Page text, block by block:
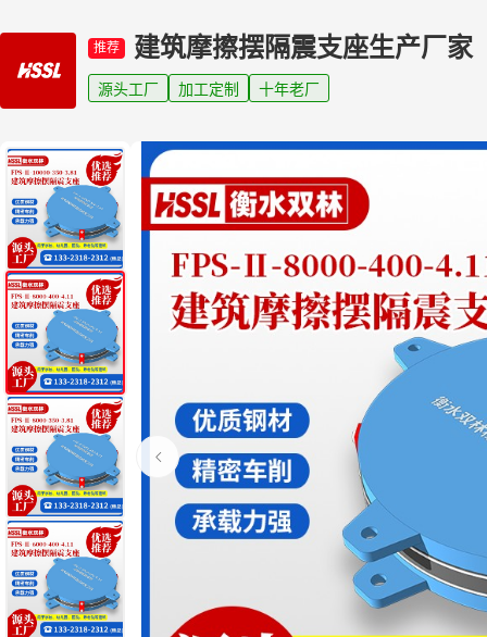
推荐 建筑摩擦摆隔震支座生产厂家
源头工厂 加工定制 十年老厂